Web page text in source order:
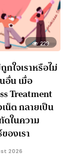
229
กใจเราหรือไม่
อื่น เมื่อ
Treatment
น็ต กลายเป็น
ดในความ
องเรา
2026